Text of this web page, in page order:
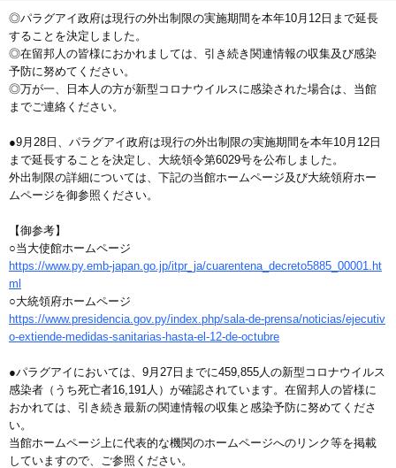
◎パラグアイ政府は現行の外出制限の実施期間を本年10月12日まで延長
することを決定しました。
◎在留邦人の皆様におかれましては、引き続き関連情報の収集及び感染
予防に努めてください。
◎万が一、日本人の方が新型コロナウイルスに感染された場合は、当館
までご連絡ください。
●9月28日、パラグアイ政府は現行の外出制限の実施期間を本年10月12日
まで延長することを決定し、大統領令第6029号を公布しました。
外出制限の詳細については、下記の当館ホームページ及び大統領府ホー
ムページを御参照ください。
【御参考】
○当大使館ホームページ
https://www.py.emb-japan.go.jp/itpr_ja/cuarentena_decreto5885_00001.ht
ml
○大統領府ホームページ
https://www.presidencia.gov.py/index.php/sala-de-prensa/noticias/ejecutiv
o-extiende-medidas-sanitarias-hasta-el-12-de-octubre
●パラグアイにおいては、9月27日までに459,855人の新型コロナウイルス
感染者（うち死亡者16,191人）が確認されています。在留邦人の皆様に
おかれては、引き続き最新の関連情報の収集と感染予防に努めてくださ
い。
当館ホームページ上に代表的な機関のホームページへのリンク等を掲載
していますので、ご参照ください。